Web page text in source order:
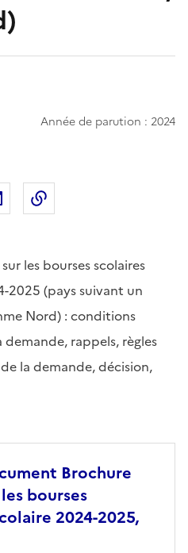
Année de parution : 2024
sur LinkedIn
Partager par email
les bourses scolaires
2025 (pays suivant un
Nord) : conditions
rappels, règles
la demande, décision,
Brochure
bourses
2024-2025,